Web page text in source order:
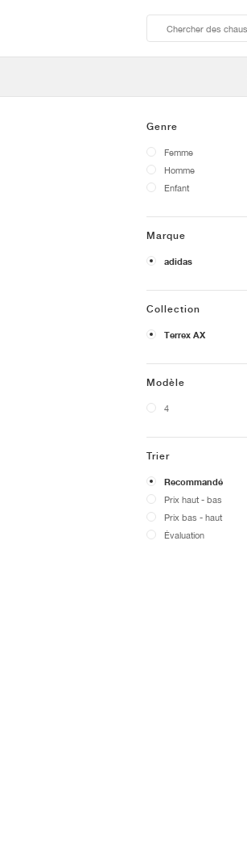
Genre
Femme
Homme
Enfant
Marque
adidas
Collection
Terrex AX
Modèle
4
Trier
Recommandé
Prix ​​haut - bas
Prix ​​bas - haut
Évaluation